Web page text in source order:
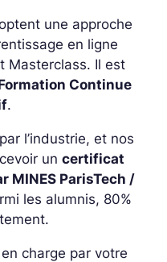
une approche
en ligne
Masterclass. Il est
Continue
.
l’industrie, et nos
un certificat
MINES ParisTech /
les alumnis, 80%
charge par votre